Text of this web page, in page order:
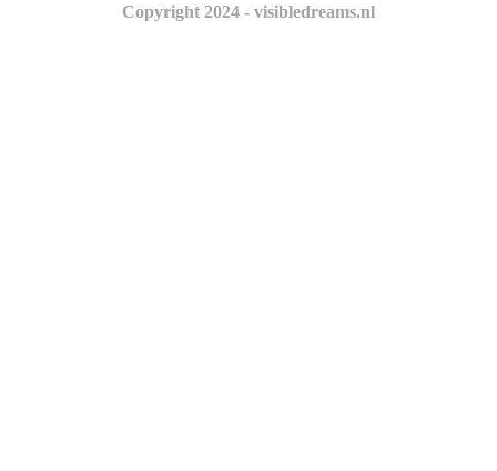
Copyright 2024 - visibledreams.nl